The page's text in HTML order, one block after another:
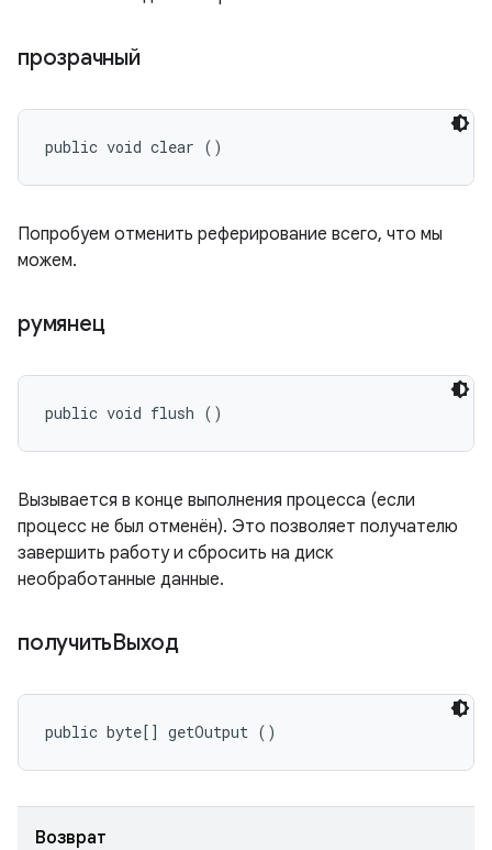
прозрачный
public void clear ()
Попробуем отменить реферирование всего, что мы
можем.
румянец
public void flush ()
Вызывается в конце выполнения процесса (если
процесс не был отменён). Это позволяет получателю
завершить работу и сбросить на диск
необработанные данные.
получитьВыход
public byte[] getOutput ()
Возврат